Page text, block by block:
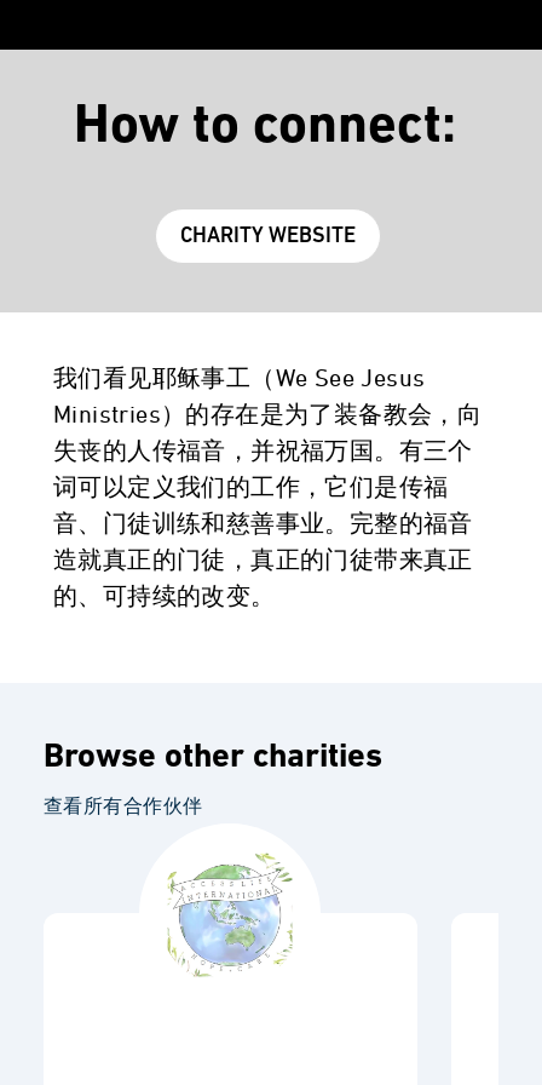
How to connect:
CHARITY WEBSITE
我们看见耶稣事工（We See Jesus
Ministries）的存在是为了装备教会，向
失丧的人传福音，并祝福万国。有三个
词可以定义我们的工作，它们是传福
音、门徒训练和慈善事业。完整的福音
造就真正的门徒，真正的门徒带来真正
的、可持续的改变。
Browse other charities
查看所有合作伙伴